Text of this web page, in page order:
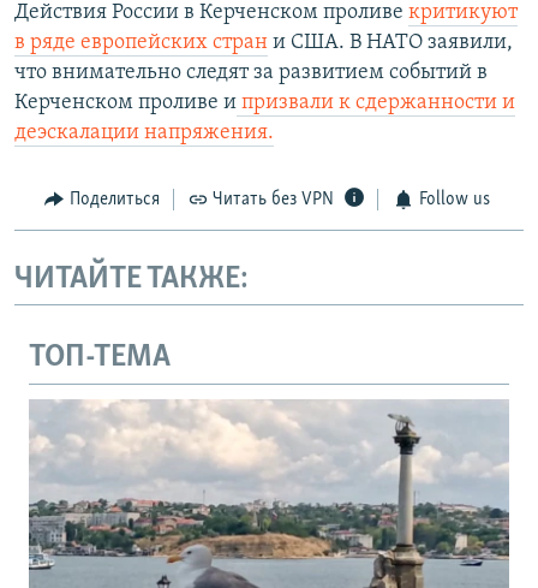
Действия России в Керченском проливе критикуют
в ряде европейских стран и США. В НАТО заявили,
что внимательно следят за развитием событий в
Керченском проливе и призвали к сдержанности и
деэскалации напряжения.
Поделиться Читать без VPN Follow us
ЧИТАЙТЕ ТАКЖЕ:
ТОП-ТЕМА